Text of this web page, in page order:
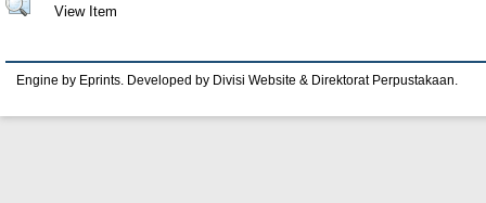
View Item
Engine by Eprints. Developed by Divisi Website & Direktorat Perpustakaan.